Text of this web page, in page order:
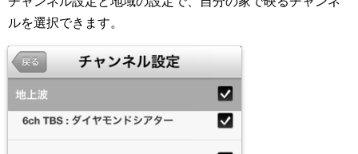
ルを選択できます。